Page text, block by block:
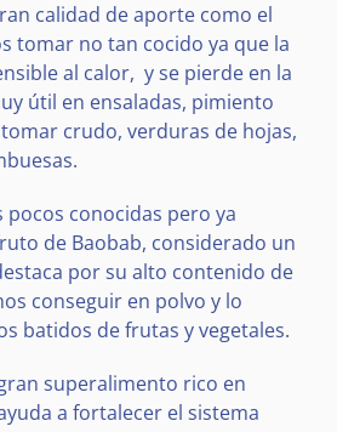
calidad de aporte como el
tomar no tan cocido ya que la
al calor, y se pierde en la
útil en ensaladas, pimiento
crudo, verduras de hojas,
conocidas pero ya
de Baobab, considerado un
por su alto contenido de
conseguir en polvo y lo
batidos de frutas y vegetales.
superalimento rico en
a fortalecer el sistema